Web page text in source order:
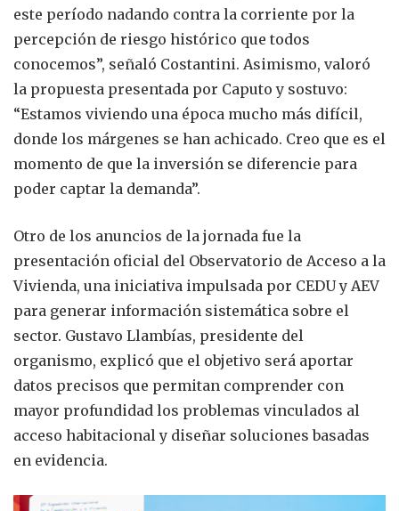
este período nadando contra la corriente por la
percepción de riesgo histórico que todos
conocemos”, señaló Costantini. Asimismo, valoró
la propuesta presentada por Caputo y sostuvo:
“Estamos viviendo una época mucho más difícil,
donde los márgenes se han achicado. Creo que es el
momento de que la inversión se diferencie para
poder captar la demanda”.
Otro de los anuncios de la jornada fue la
presentación oficial del Observatorio de Acceso a la
Vivienda, una iniciativa impulsada por CEDU y AEV
para generar información sistemática sobre el
sector. Gustavo Llambías, presidente del
organismo, explicó que el objetivo será aportar
datos precisos que permitan comprender con
mayor profundidad los problemas vinculados al
acceso habitacional y diseñar soluciones basadas
en evidencia.